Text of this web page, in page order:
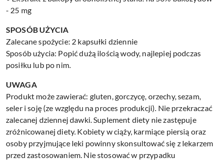
- 25 mg
SPOSÓB UŻYCIA
Zalecane spożycie: 2 kapsułki dziennie
Sposób użycia: Popić dużą ilością wody, najlepiej podczas
posiłku lub po nim.
UWAGA
Produkt może zawierać: gluten, gorczycę, orzechy, sezam,
seler i soję (ze względu na proces produkcji). Nie przekraczać
zalecanej dziennej dawki. Suplement diety nie zastępuje
zróżnicowanej diety. Kobiety w ciąży, karmiące piersią oraz
osoby przyjmujące leki powinny skonsultować się z lekarzem
przed zastosowaniem. Nie stosować w przypadku